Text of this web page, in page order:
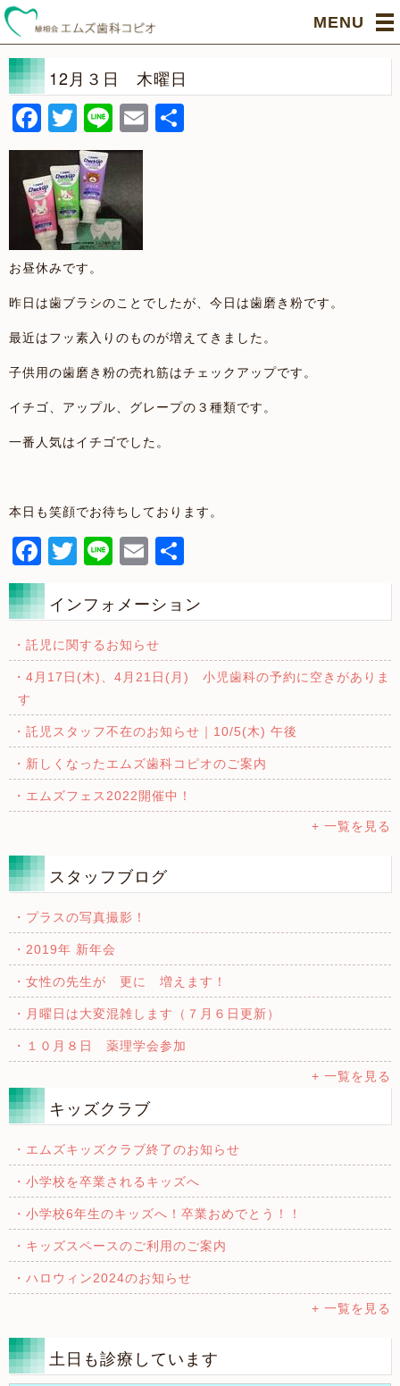
MENU
12月３日 木曜日
Facebook
Twitter
LineEmail
お昼休みです。
昨日は歯ブラシのことでしたが、今日は歯磨き粉です。
最近はフッ素入りのものが増えてきました。
子供用の歯磨き粉の売れ筋はチェックアップです。
イチゴ、アップル、グレープの３種類です。
一番人気はイチゴでした。
本日も笑顔でお待ちしております。
Facebook
Twitter
LineEmail
インフォメーション
・託児に関するお知らせ
・4月17日(木)、4月21日(月) 小児歯科の予約に空きがありま
す
・託児スタッフ不在のお知らせ｜10/5(木) 午後
・新しくなったエムズ歯科コピオのご案内
・エムズフェス2022開催中！
+ 一覧を見る
スタッフブログ
・プラスの写真撮影！
・2019年 新年会
・女性の先生が 更に 増えます！
・月曜日は大変混雑します（７月６日更新）
・１０月８日 薬理学会参加
+ 一覧を見る
キッズクラブ
・エムズキッズクラブ終了のお知らせ
・小学校を卒業されるキッズへ
・小学校6年生のキッズへ！卒業おめでとう！！
・キッズスペースのご利用のご案内
・ハロウィン2024のお知らせ
+ 一覧を見る
土日も診療しています